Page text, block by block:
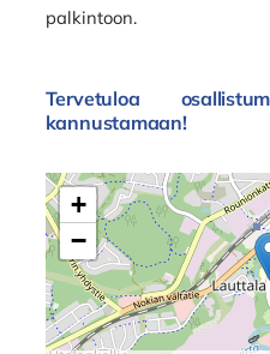
palkintoon.
Tervetuloa
kannustamaan!
+
−